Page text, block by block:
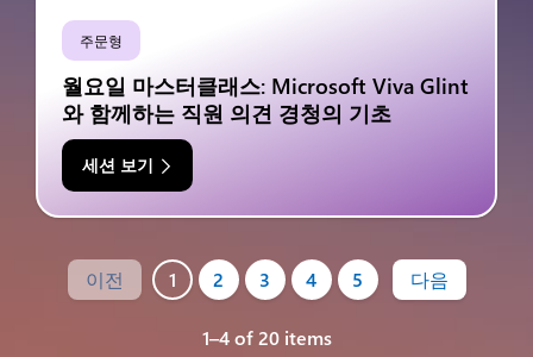
주문형
월요일 마스터클래스: Microsoft Viva Glint
와 함께하는 직원 의견 경청의 기초
세션 보기
이전 1 2 3 4 5 다음
1–4 of 20 items